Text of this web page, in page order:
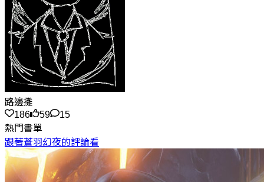
路邊攤
186
59
15
熱門書單
跟著蒼羽幻夜的評論看